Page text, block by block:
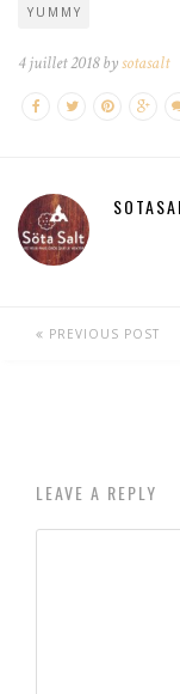
YUMMY
4 juillet 2018 bysotasalt
PREVIOUS POST
LEAVE A REPLY